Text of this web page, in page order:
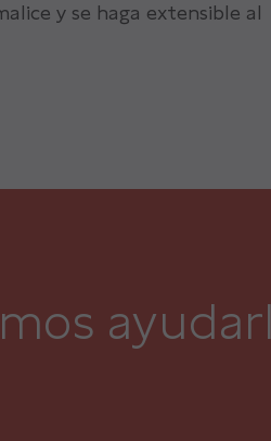
y se haga extensible al